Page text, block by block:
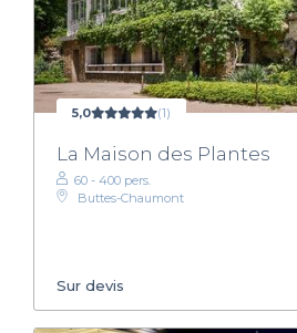
5,0 (1)
La Maison des Plantes
60 - 400 pers.
Buttes-Chaumont
Sur devis